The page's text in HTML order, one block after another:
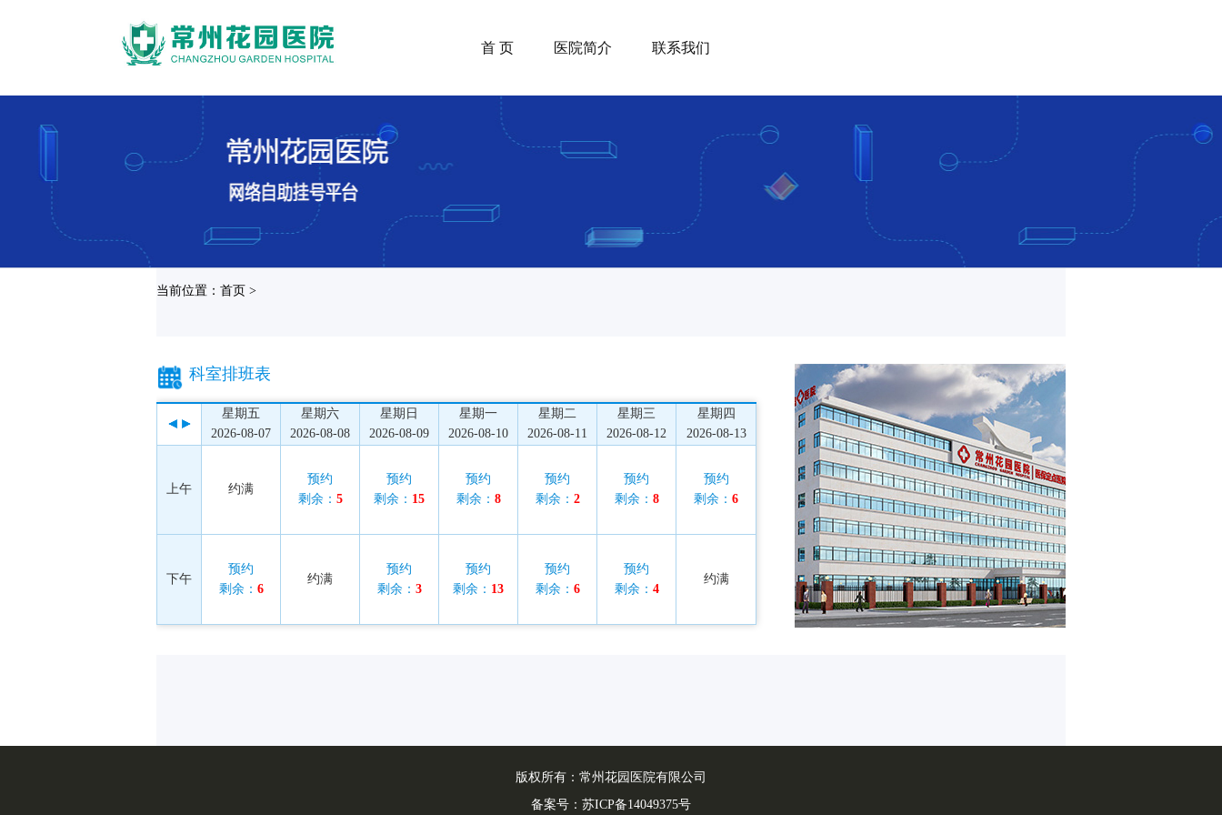
首 页 医院简介 联系我们
当前位置：首页 >
科室排班表
星期五
2026-08-07
星期六
2026-08-08
星期日
2026-08-09
星期一
2026-08-10
星期二
2026-08-11
星期三
2026-08-12
星期四
2026-08-13
上午 约满
预约
剩余： 5
预约
剩余： 15
预约
剩余： 8
预约
剩余： 2
预约
剩余： 8
预约
剩余： 6
下午
预约
剩余： 6
约满
预约
剩余： 3
预约
剩余： 13
预约
剩余： 6
预约
剩余： 4
约满
版权所有：常州花园医院有限公司
备案号： 苏ICP备14049375号